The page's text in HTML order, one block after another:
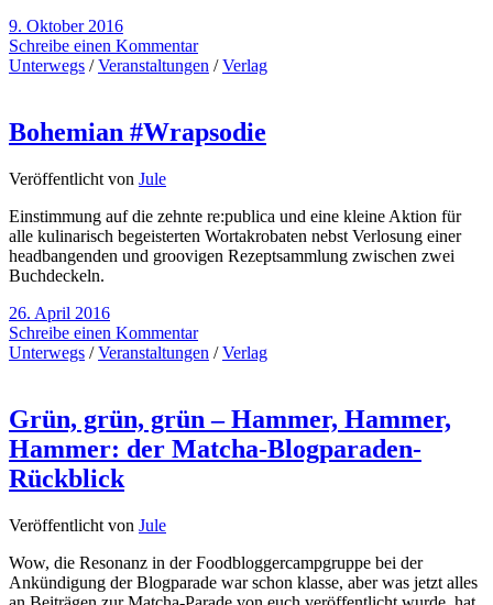
9. Oktober 2016
Schreibe einen Kommentar
Unterwegs /Veranstaltungen /Verlag
Bohemian #Wrapsodie
Veröffentlicht von Jule
Einstimmung auf die zehnte re:publica und eine kleine Aktion für
alle kulinarisch begeisterten Wortakrobaten nebst Verlosung einer
headbangenden und groovigen Rezeptsammlung zwischen zwei
Buchdeckeln.
26. April 2016
Schreibe einen Kommentar
Unterwegs /Veranstaltungen /Verlag
Grün, grün, grün – Hammer, Hammer,
Hammer: der Matcha-Blogparaden-
Rückblick
Veröffentlicht von Jule
Wow, die Resonanz in der Foodbloggercampgruppe bei der
Ankündigung der Blogparade war schon klasse, aber was jetzt alles